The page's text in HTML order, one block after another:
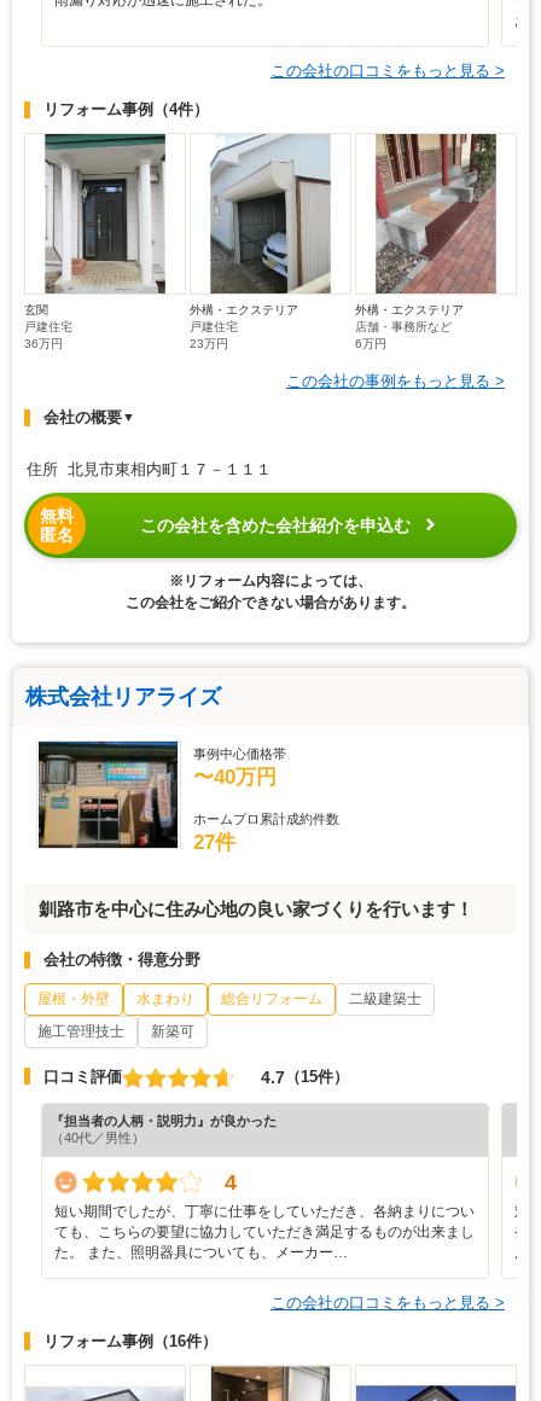
お
この会社の口コミをもっと見る >
リフォーム事例 （4件）
玄関
戸建住宅
36万円
外構・エクステリア
戸建住宅
23万円
外構・エクステリア
店舗・事務所など
6万円
この会社の事例をもっと見る >
会社の概要▼
住所 北見市東相内町１７－１１１
無料
匿名
この会社を含めた会社紹介を申込む
※リフォーム内容によっては、
この会社をご紹介できない場合があります。
株式会社リアライズ
事例中心価格帯
〜40万円
ホームプロ累計成約件数
27件
釧路市を中心に住み心地の良い家づくりを行います！
会社の特徴・得意分野
屋根・外壁 水まわり 総合リフォーム
二級建築士
施工管理技士
新築可
口コミ評価 4.7 （15件）
『担当者の人柄・説明力』が良かった
（40代／男性）
4
短い期間でしたが、丁寧に仕事をしていただき、各納まりについ
ても、こちらの要望に協力していただき満足するものが出来まし
た。 また、照明器具についても、メーカー…
対
発
この会社の口コミをもっと見る >
リフォーム事例 （16件）